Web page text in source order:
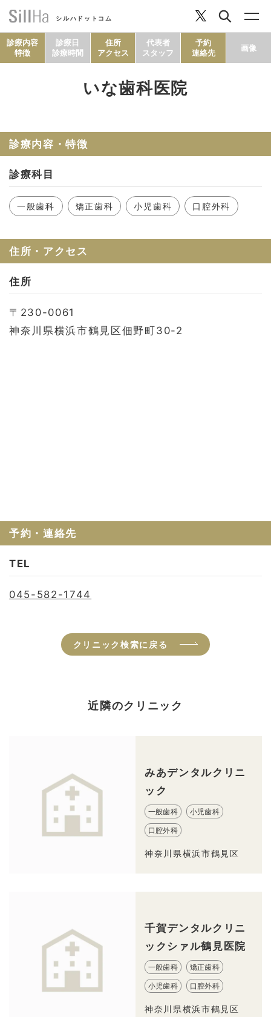
シルハドットコム
セルフチェック
診療内容
特徴
診療日
診療時間
住所
アクセス
代表者
スタッフ
予約
連絡先
画像
いな歯科医院
診療内容・特徴
診療科目
一般歯科 矯正歯科 小児歯科 口腔外科
住所・アクセス
住所
〒230-0061
神奈川県横浜市鶴見区佃野町30-2
予約・連絡先
TEL
045-582-1744
クリニック検索に戻る
近隣のクリニック
みあデンタルクリニ
ック
一般歯科 小児歯科
口腔外科
神奈川県横浜市鶴見区
千賀デンタルクリニ
ックシァル鶴見医院
一般歯科 矯正歯科
小児歯科 口腔外科
神奈川県横浜市鶴見区